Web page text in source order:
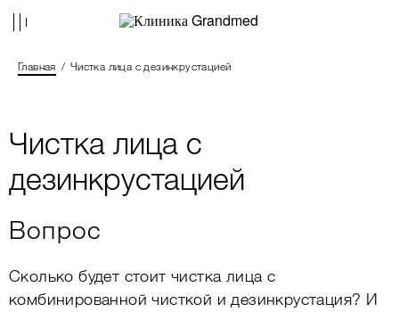
Главная Чистка лица с дезинкрустацией
Чистка лица с
дезинкрустацией
Вопрос
Сколько будет стоит чистка лица с
комбинированной чисткой и дезинкрустация? И